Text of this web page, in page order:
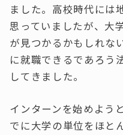
ました。高校時代には
思っていましたが、大
が見つかるかもしれな
に就職できるであろう
してきました。
インターンを始めよう
でに大学の単位をほと